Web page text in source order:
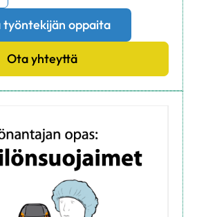
työntekijän oppaita
Ota yhteyttä